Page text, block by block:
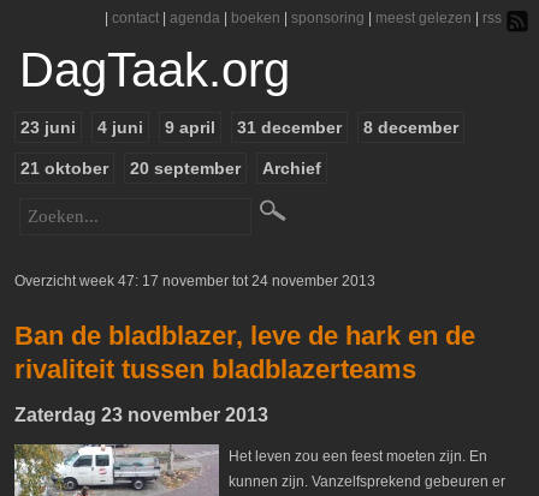
contact agenda boeken sponsoring meest gelezen rss
DagTaak.org
23 juni 4 juni 9 april 31 december 8 december
21 oktober 20 september Archief
Overzicht week 47: 17 november tot 24 november 2013
Ban de bladblazer, leve de hark en de
rivaliteit tussen bladblazerteams
Zaterdag 23 november 2013
Het leven zou een feest moeten zijn. En
kunnen zijn. Vanzelfsprekend gebeuren er